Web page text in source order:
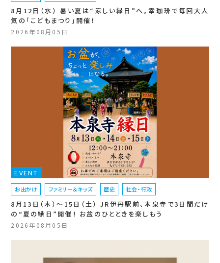
8月12日（水） 暑い夏は“涼しい縁日”へ。幸珈琲で毎回大人
気の「こどもまつり」開催！
2026年08月05日
EVENT
お出かけ ファミリー＆キッズ 歴史 社会・行政
8月13日（木）〜15日（土） JR伊丹駅前、本泉寺で3日間だけ
の“夏の縁日”開催！ お盆のひとときを楽しもう
2026年08月05日